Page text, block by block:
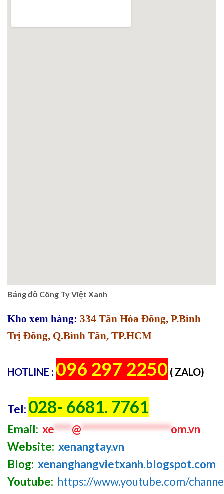
Bảng đồ Công Ty Việt Xanh
Kho xem hàng: 334 Tân Hòa Đông, P.Bình
Trị Đông, Q.Bình Tân, TP.HCM
HOTLINE : 096 297 2250 ( ZALO)
Tel: 028- 6681. 7761
Email: xe****@********************om.vn
Website: xenangtay.vn
Blog: xenanghangvietxanh.blogspot.com
Youtube: https://www.youtube.com/